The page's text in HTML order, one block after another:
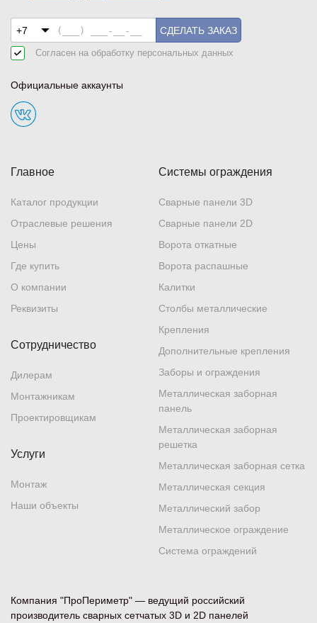
Компания "ПроПериметр" — ведущий российский
производитель сварных сетчатых 3D и 2D панелей
Главное
Каталог продукции
Отраслевые решения
Цены
Где купить
О компании
Реквизиты
Системы ограждения
Сварные панели 3D
Сварные панели 2D
Ворота откатные
Ворота распашные
Калитки
Столбы металлические
Крепления
Дополнительные крепления
Заборы и ограждения
Металлическая заборная
панель
Металлическая заборная
решетка
Металлическая заборная сетка
Металлическая секция
Металлический забор
Металлическое ограждение
Система ограждений
Сотрудничество
Дилерам
Монтажникам
Проектировщикам
Услуги
Монтаж
Наши объекты
СДЕЛАТЬ ЗАКАЗ
Согласен на обработку персональных данных
Официальные аккаунты